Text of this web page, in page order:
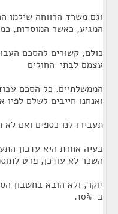
וגם משרד הרווחה שילמו
המגיע, כאשר המוסדות,
כולם, קשורים להסכם
עצמם לבתי-החולים
הממשלתיים. כל הסכם
ואנחנו חייבים לשלם לפיו
תעבירו לנו כספים ואם לא
השכר לא עודכן, פרט
יוקר, ולא הובא בחשבון
ב-10%.